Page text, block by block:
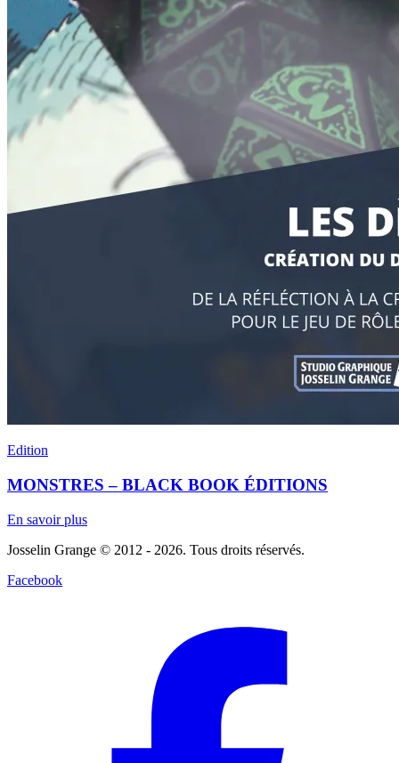
Edition
MONSTRES – BLACK BOOK ÉDITIONS
En savoir plus
Josselin Grange © 2012 - 2026. Tous droits réservés.
Facebook